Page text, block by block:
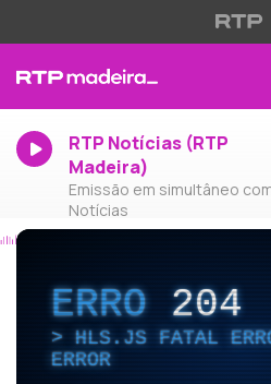
RTP Notícias (RTP
Madeira)
Emissão em simultâneo
Notícias
ERRO204
HLS.JS FATAL
ERROR